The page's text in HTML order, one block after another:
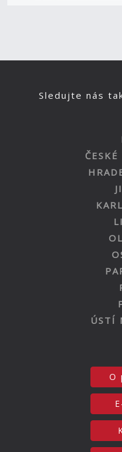
Sledujte nás
ÚSTÍ
O